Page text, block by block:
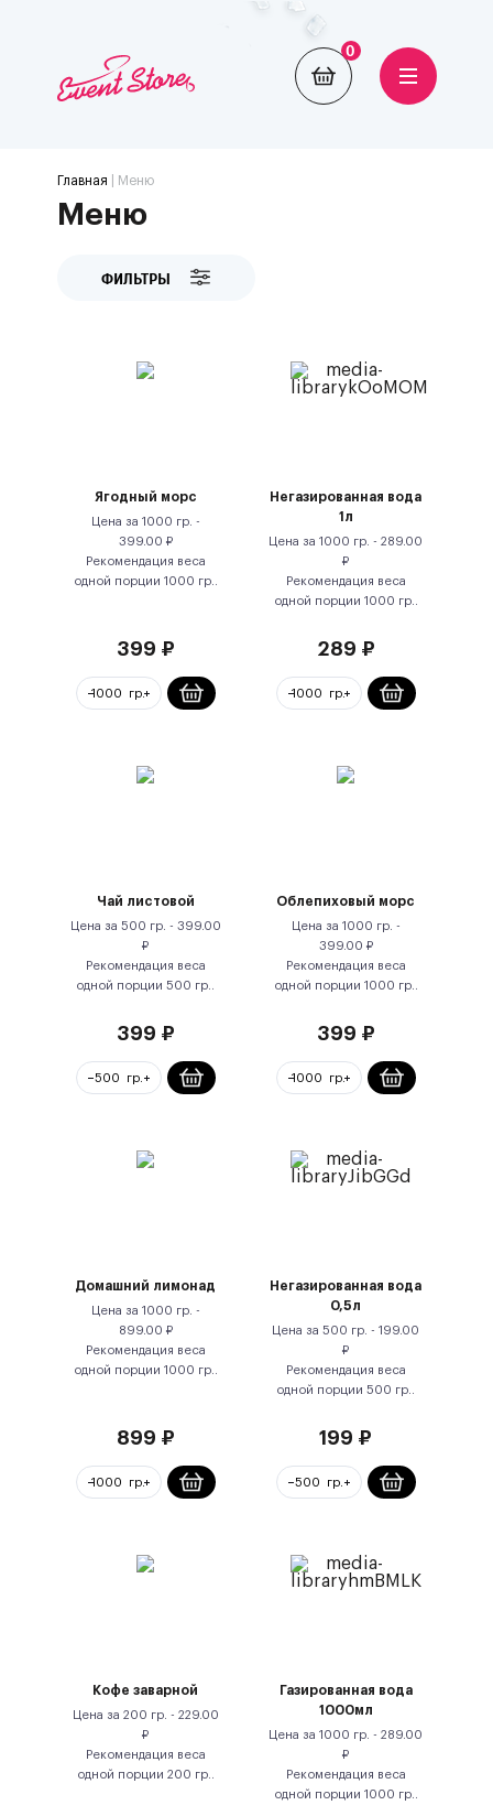
0
Главная | Меню
Меню
ФИЛЬТРЫ
Ягодный морс
Цена за 1000 гр. -
399.00 ₽
Рекомендация веса
одной порции 1000 гр.
399 ₽
Негазированная вода
1л
Цена за 1000 гр. - 289.00
₽
Рекомендация веса
одной порции 1000 гр.
289 ₽
Чай листовой
Цена за 500 гр. - 399.00
₽
Рекомендация веса
одной порции 500 гр.
399 ₽
Облепиховый морс
Цена за 1000 гр. -
399.00 ₽
Рекомендация веса
одной порции 1000 гр.
399 ₽
Домашний лимонад
Цена за 1000 гр. -
899.00 ₽
Рекомендация веса
одной порции 1000 гр.
899 ₽
Негазированная вода
0,5л
Цена за 500 гр. - 199.00
₽
Рекомендация веса
одной порции 500 гр.
199 ₽
Кофе заварной
Цена за 200 гр. - 229.00
₽
Рекомендация веса
одной порции 200 гр.
Газированная вода
1000мл
Цена за 1000 гр. - 289.00
₽
Рекомендация веса
одной порции 1000 гр.